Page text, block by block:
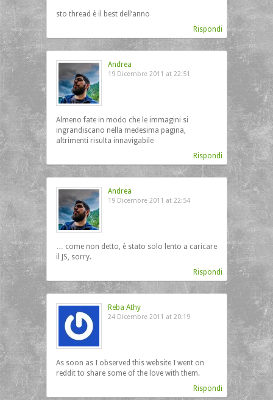
sto thread è il best dell’anno
Rispondi
Andrea
19 Dicembre 2011 at 22:51
Almeno fate in modo che le immagini si
ingrandiscano nella medesima pagina,
altrimenti risulta innavigabile
Rispondi
Andrea
19 Dicembre 2011 at 22:54
… come non detto, è stato solo lento a caricare
il JS, sorry.
Rispondi
Reba Athy
24 Dicembre 2011 at 20:19
As soon as I observed this website I went on
reddit to share some of the love with them.
Rispondi